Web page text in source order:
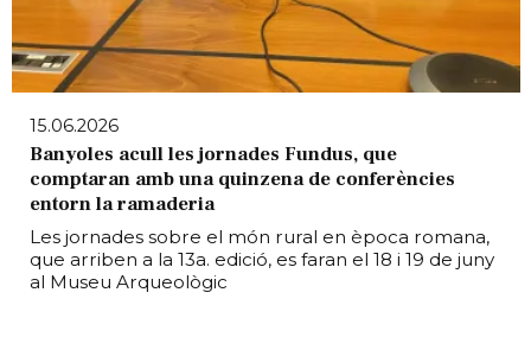
15.06.2026
Banyoles acull les jornades Fundus, que
comptaran amb una quinzena de conferències
entorn la ramaderia
Les jornades sobre el món rural en època romana,
que arriben a la 13a. edició, es faran el 18 i 19 de juny
al Museu Arqueològic